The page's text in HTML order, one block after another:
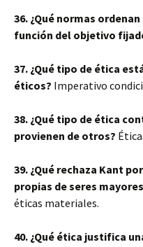
36. ¿Qué normas
función del objetivo
37. ¿Qué tipo de ética
éticos? Imperativo
38. ¿Qué tipo de ética
provienen de otros?
39. ¿Qué rechaza Kant
propias de seres
éticas materiales.
40. ¿Qué ética justifica